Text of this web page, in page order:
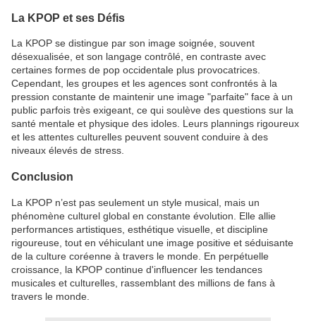
La KPOP et ses Défis
La KPOP se distingue par son image soignée, souvent
désexualisée, et son langage contrôlé, en contraste avec
certaines formes de pop occidentale plus provocatrices.
Cependant, les groupes et les agences sont confrontés à la
pression constante de maintenir une image "parfaite" face à un
public parfois très exigeant, ce qui soulève des questions sur la
santé mentale et physique des idoles. Leurs plannings rigoureux
et les attentes culturelles peuvent souvent conduire à des
niveaux élevés de stress.
Conclusion
La KPOP n’est pas seulement un style musical, mais un
phénomène culturel global en constante évolution. Elle allie
performances artistiques, esthétique visuelle, et discipline
rigoureuse, tout en véhiculant une image positive et séduisante
de la culture coréenne à travers le monde. En perpétuelle
croissance, la KPOP continue d'influencer les tendances
musicales et culturelles, rassemblant des millions de fans à
travers le monde.